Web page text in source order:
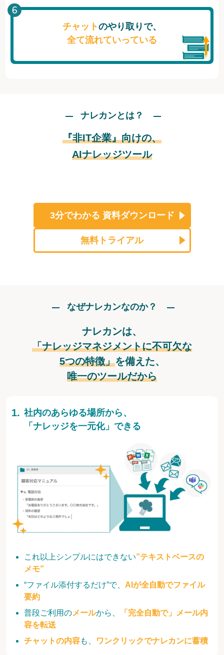
チャットのやり取りで、
全て流れていっている
ナレカンとは？
『非IT企業』向けの、
AIナレッジツール
3分でわかる 資料ダウンロード
無料トライアル
なぜナレカンなのか？
ナレカンは、
「ナレッジマネジメントに不可欠な
5つの特徴」を備えた、
唯一のツールだから
これ以上シンプルにはできない”テキストベースの
メモ”
“ファイル添付するだけ”で、 AIが全自動でファイル
要約
普段ご利用のメールから、
「完全自動で」メール内
容を転送
チャットの内容も、 ワンクリックでナレカンに蓄積
社内のあらゆる場所から、
「ナレッジを一元化」できる